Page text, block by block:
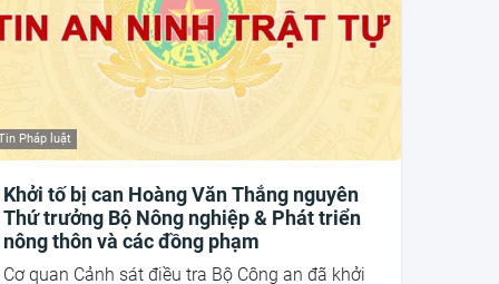
Pháp luật
Khởi tố bị can Hoàng Văn Thắng nguyên
Thứ trưởng Bộ Nông nghiệp & Phát triển
nông thôn và các đồng phạm
Cơ quan Cảnh sát điều tra Bộ Công an đã khởi